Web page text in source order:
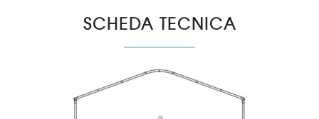
SCHEDA TECNICA